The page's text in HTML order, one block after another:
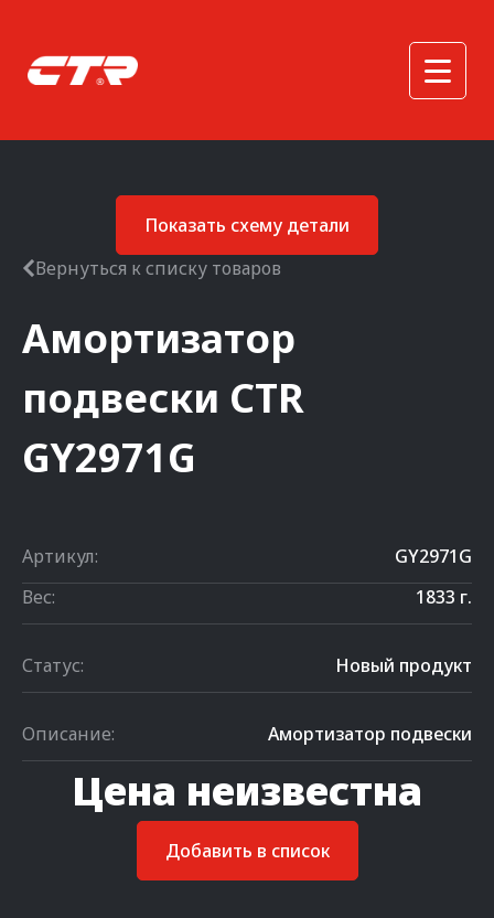
Показать схему детали
Вернуться к списку товаров
Амортизатор
подвески CTR
GY2971G
Артикул:
GY2971G
Вес:
1833 г.
Статус: Новый продукт
Описание: Амортизатор подвески
Цена неизвестна
Добавить в список